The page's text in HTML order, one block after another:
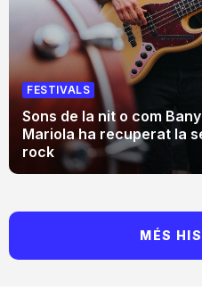
FESTIVALS
Sons de la nit o com
Mariola ha recuperat la
rock
MÉS